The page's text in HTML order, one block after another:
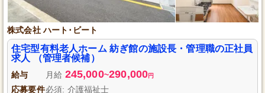
株式会社 ハート･ビート
住宅型有料老人ホーム 紡ぎ館の施設長・管理職の正社員
求人 （管理者候補）
給与 月給 245,000~290,000円
応募要件必須: 介護福祉士